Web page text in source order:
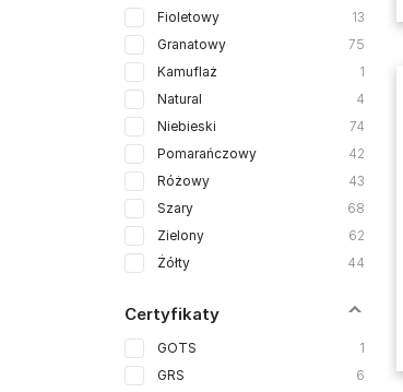
Fioletowy
13
Granatowy
75
Kamuflaż
1
Natural
4
Niebieski
74
Pomarańczowy
42
Różowy
43
Szary
68
Zielony
62
Żółty
44
Certyfikaty
GOTS
1
GRS
6